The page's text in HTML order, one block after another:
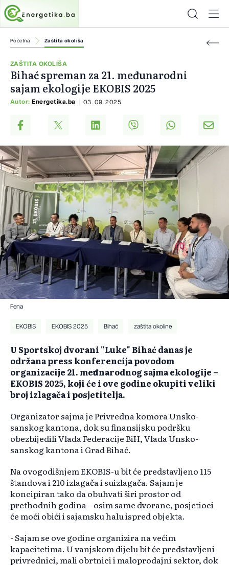
Početna Zaštita okoliša
ZAŠTITA OKOLIŠA
Bihać spreman za 21. međunarodni
sajam ekologije EKOBIS 2025
Autor: Energetika.ba 03. 09. 2025.
Fena
EKOBIS EKOBIS 2025 Bihać zaštita okoline
U Sportskoj dvorani "Luke" Bihać danas je
održana press konferencija povodom
organizacije 21. međunarodnog sajma ekologije –
EKOBIS 2025, koji će i ove godine okupiti veliki
broj izlagača i posjetitelja.
Organizator sajma je Privredna komora Unsko-
sanskog kantona, dok su finansijsku podršku
obezbijedili Vlada Federacije BiH, Vlada Unsko-
sanskog kantona i Grad Bihać.
Na ovogodišnjem EKOBIS-u bit će predstavljeno 115
štandova i 210 izlagača i suizlagača. Sajam je
koncipiran tako da obuhvati širi prostor od
prethodnih godina – osim same dvorane, posjetioci
će moći obići i sajamsku halu ispred objekta.
- Sajam se ove godine organizira na većim
kapacitetima. U vanjskom dijelu bit će predstavljeni
privrednici, mali obrtnici i maloprodajni sektor, dok